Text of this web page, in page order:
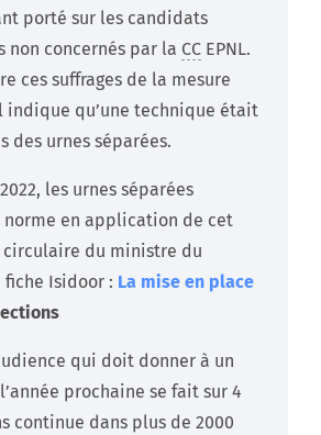
porté sur les candidats
non concernés par la CC EPNL.
ces suffrages de la mesure
indique qu’une technique était
des urnes séparées.
les urnes séparées
en application de cet
circulaire du ministre du
Isidoor : La mise en place
qui doit donner à un
prochaine se fait sur 4
continue dans plus de 2000